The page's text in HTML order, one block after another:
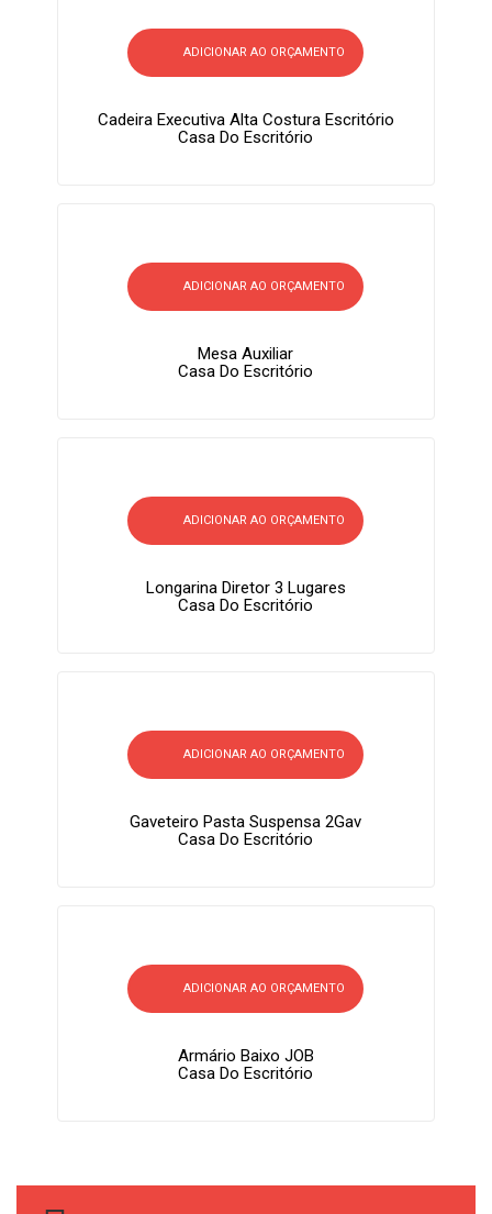
ADICIONAR AO ORÇAMENTO
Cadeira Executiva Alta Costura Escritório
Casa Do Escritório
ADICIONAR AO ORÇAMENTO
Mesa Auxiliar
Casa Do Escritório
ADICIONAR AO ORÇAMENTO
Longarina Diretor 3 Lugares
Casa Do Escritório
ADICIONAR AO ORÇAMENTO
Gaveteiro Pasta Suspensa 2Gav
Casa Do Escritório
ADICIONAR AO ORÇAMENTO
Armário Baixo JOB
Casa Do Escritório